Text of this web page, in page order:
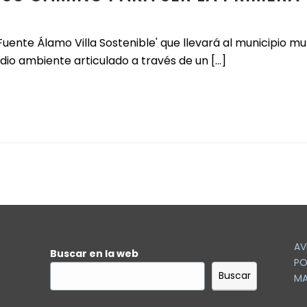
Álamo Villa Sostenible' que llevará al municipio
ambiente articulado a través de un [...]
Buscar en la web
Buscar